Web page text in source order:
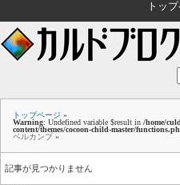
トッ
トップページ »
Warning: Undefined variable $result in /home/
content/themes/cocoon-child-master/
ベルカンプ»
記事が見つかりません